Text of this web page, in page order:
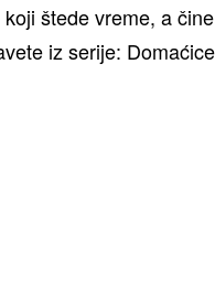
štede vreme, a
iz serije: